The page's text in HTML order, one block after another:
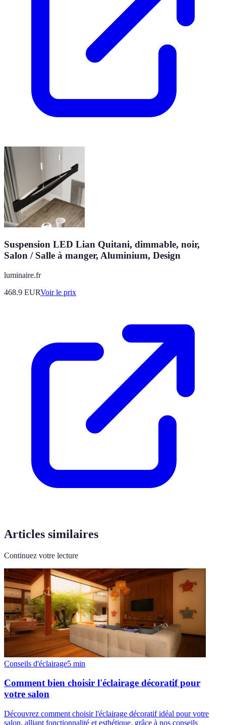
Suspension LED Lian Quitani, dimmable, noir,
Salon / Salle à manger, Aluminium, Design
luminaire.fr
468.9 EURVoir le prix
Articles similaires
Continuez votre lecture
Conseils d'éclairage5 min
Comment bien choisir l'éclairage décoratif pour
votre salon
Découvrez comment choisir l'éclairage décoratif idéal pour votre
salon, alliant fonctionnalité et esthétique, grâce à nos conseils